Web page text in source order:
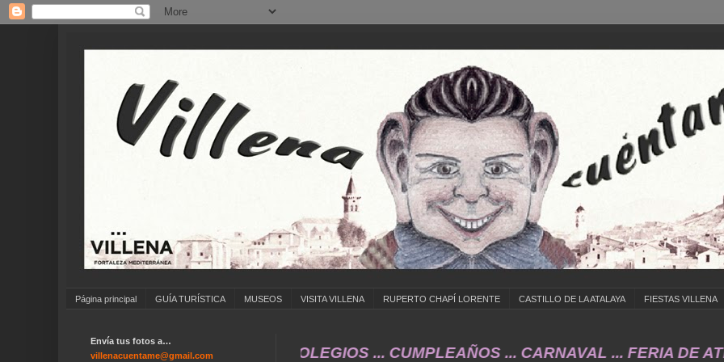
Página principal GUÍA TURÍSTICA MUSEOS VISITA VILLENA RUPERTO CHAPÍ LORENTE CASTILLO DE LA ATALAYA FIESTAS VILLENA
FOTOS ANTIGUAS DE ... COLEGIOS ... CUMPLEAÑOS ... CARNAVAL ... FERIA DE
Envía tus fotos a…
villenacuentame@gmail.com